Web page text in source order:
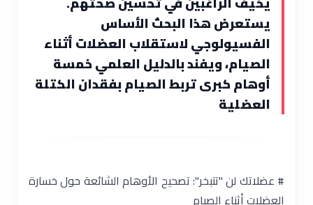
يستعرض هذا البحث الأساس
الفسيولوجي لاستقلاب العضلات أثناء
الصيام، ويفند بالدليل العلمي خمسة
أوهام كبرى تربط الصيام بفقدان الكتلة
العضلية
# عضلاتك لن "تتبخر": تصحيح الأوهام الشائعة حول خسارة
العضلات أثناء الصيام